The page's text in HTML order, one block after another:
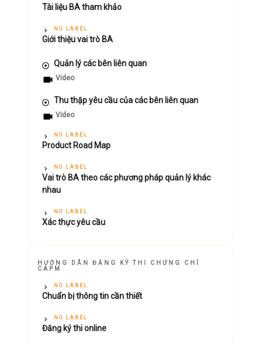
Tài liệu BA tham khảo
NO LABEL
Giới thiệu vai trò BA
Quản lý các bên liên quan
Video
Thu thập yêu cầu của các bên liên quan
Video
NO LABEL
Product Road Map
NO LABEL
Vai trò BA theo các phương pháp quản lý khác
nhau
NO LABEL
Xác thực yêu cầu
HƯỚNG DẪN ĐĂNG KÝ THI CHỨNG CHỈ
CAPM
NO LABEL
Chuẩn bị thông tin cần thiết
NO LABEL
Đăng ký thi online